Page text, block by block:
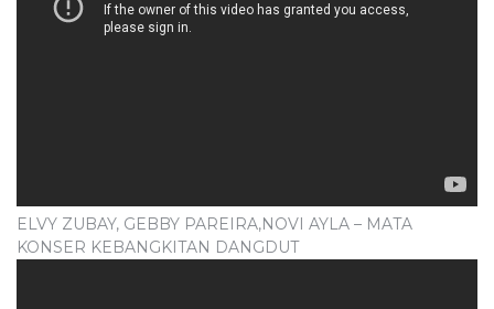
ELVY ZUBAY, GEBBY PAREIRA,NOVI AYLA – MATA
KONSER KEBANGKITAN DANGDUT